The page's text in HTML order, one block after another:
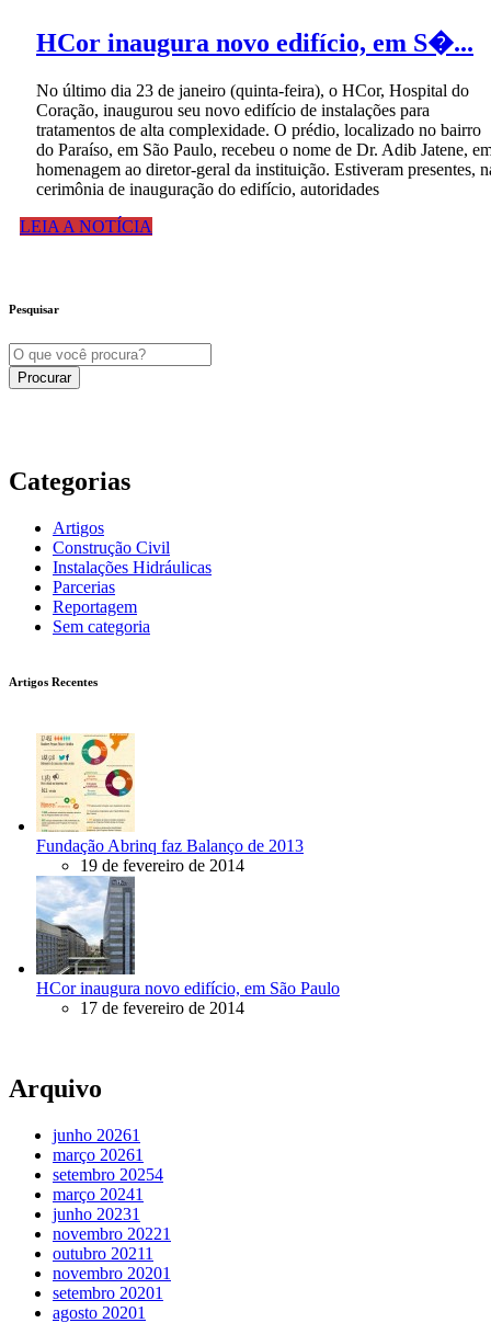
HCor inaugura novo edifício, em S�...
No último dia 23 de janeiro (quinta-feira), o HCor, Hospital do
Coração, inaugurou seu novo edifício de instalações para
tratamentos de alta complexidade. O prédio, localizado no bairro
do Paraíso, em São Paulo, recebeu o nome de Dr. Adib Jatene,
homenagem ao diretor-geral da instituição. Estiveram presentes,
cerimônia de inauguração do edifício, autoridades
LEIA A NOTÍCIA
Pesquisar
Categorias
Artigos
Construção Civil
Instalações Hidráulicas
Parcerias
Reportagem
Sem categoria
Artigos Recentes
Fundação Abrinq faz Balanço de 2013
19 de fevereiro de 2014
HCor inaugura novo edifício, em São Paulo
17 de fevereiro de 2014
Arquivo
junho 20261
março 20261
setembro 20254
março 20241
junho 20231
novembro 20221
outubro 20211
novembro 20201
setembro 20201
agosto 20201